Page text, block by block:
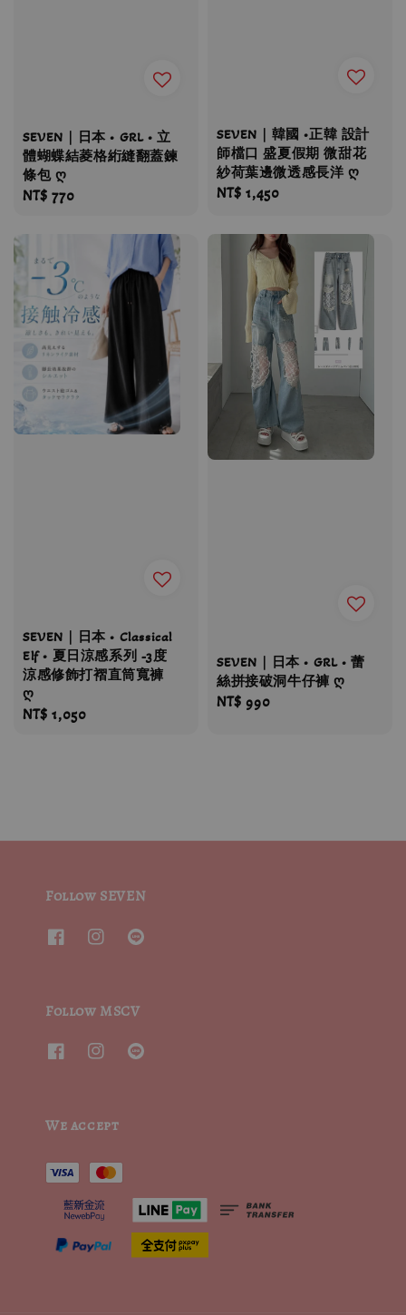
SEVEN｜日本 • GRL • 立
體蝴蝶結菱格絎縫翻蓋鍊
條包 ღ
Regular
NT$ 770
SEVEN｜韓國 •正韓 設計
師檔口 盛夏假期 微甜花
紗荷葉邊微透感長洋 ღ
Regular
NT$ 1,450
SEVEN｜日本 • Classical
Elf • 夏日涼感系列 -3度
涼感修飾打褶直筒寬褲
ღ
Regular
NT$ 1,050
SEVEN｜日本 • GRL • 蕾
絲拼接破洞牛仔褲 ღ
Regular
NT$ 990
Follow SEVEN
Follow MSCV
We accept